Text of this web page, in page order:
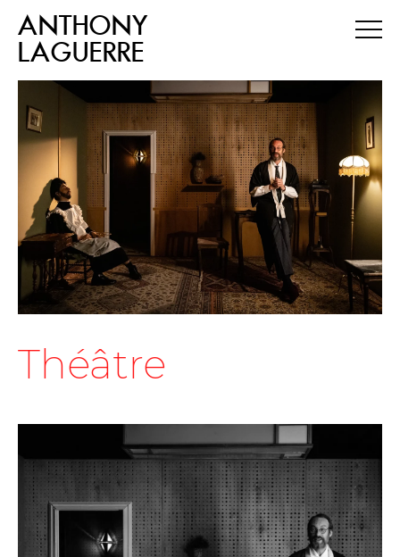
ANTHONY
LAGUERRE
Théâtre